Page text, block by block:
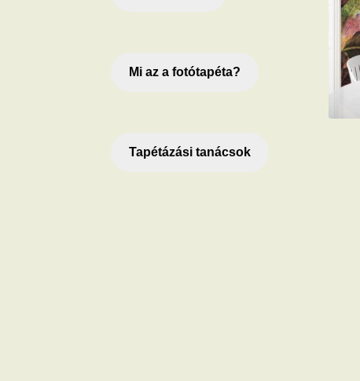
Mi az a fotótapéta?
Tapétázási tanácsok